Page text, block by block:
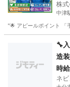
株
中津
"🌟 アピールポイント 「
中
🔧
造
700
【
時
ネ